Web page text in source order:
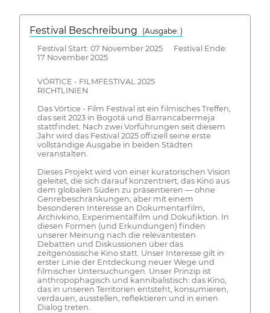
Festival Beschreibung
(Ausgabe: )
Festival Start: 07 November 2025 Festival Ende:
17 November 2025
VÓRTICE - FILMFESTIVAL 2025
RICHTLINIEN
Das Vórtice - Film Festival ist ein filmisches Treffen,
das seit 2023 in Bogotá und Barrancabermeja
stattfindet. Nach zwei Vorführungen seit diesem
Jahr wird das Festival 2025 offiziell seine erste
vollständige Ausgabe in beiden Städten
veranstalten.
Dieses Projekt wird von einer kuratorischen Vision
geleitet, die sich darauf konzentriert, das Kino aus
dem globalen Süden zu präsentieren — ohne
Genrebeschränkungen, aber mit einem
besonderen Interesse an Dokumentarfilm,
Archivkino, Experimentalfilm und Dokufiktion. In
diesen Formen (und Erkundungen) finden
unserer Meinung nach die relevantesten
Debatten und Diskussionen über das
zeitgenössische Kino statt. Unser Interesse gilt in
erster Linie der Entdeckung neuer Wege und
filmischer Untersuchungen. Unser Prinzip ist
anthropophagisch und kannibalistisch: das Kino,
das in unseren Territorien entsteht, konsumieren,
verdauen, ausstellen, reflektieren und in einen
Dialog treten.